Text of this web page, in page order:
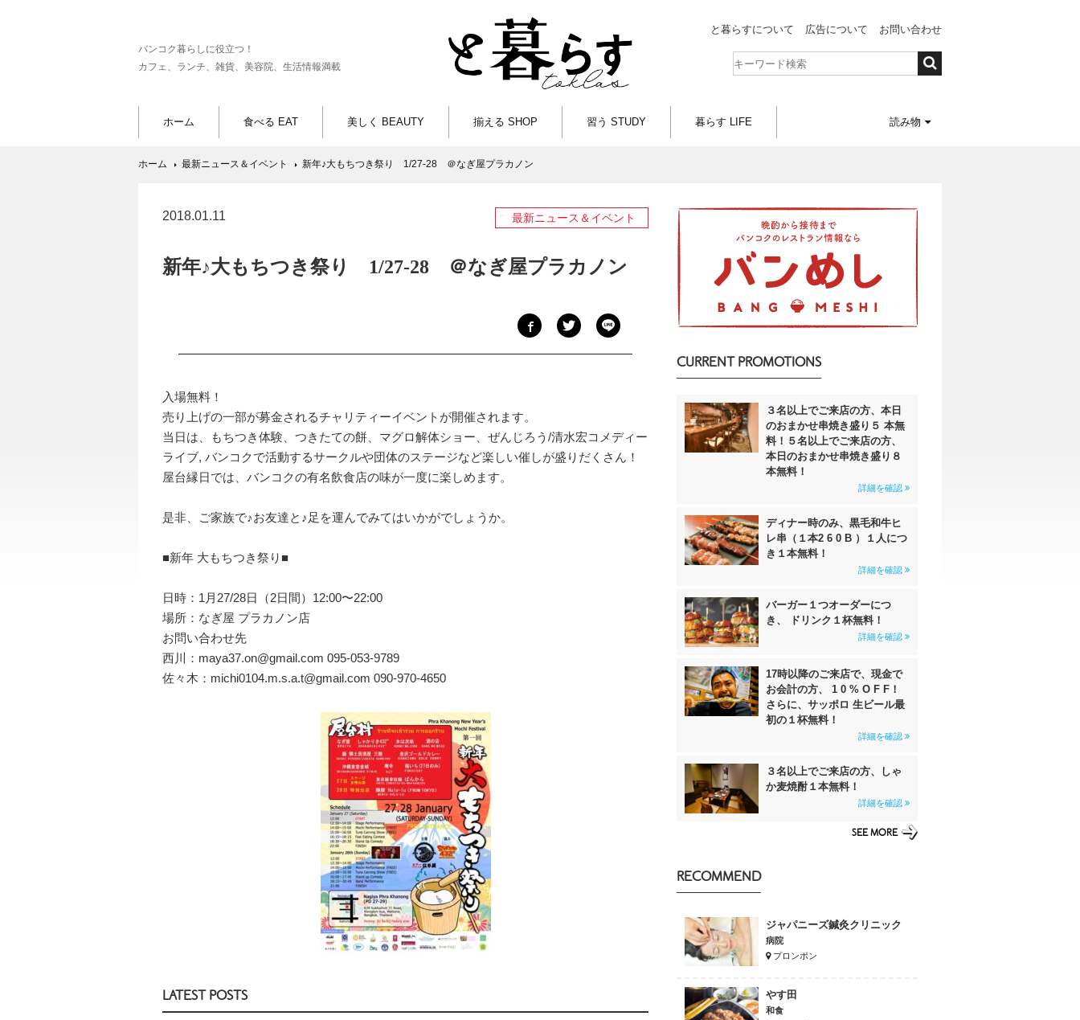
バンコク暮らしに役立つ！
カフェ、ランチ、雑貨、美容院、生活情報満載
と暮らすについて 広告について お問い合わせ
ホーム 食べる EAT 美しく BEAUTY 揃える SHOP 習う STUDY 暮らす LIFE 読み物
ホーム 最新ニュース＆イベント 新年♪大もちつき祭り 1/27-28 ＠なぎ屋プラカノン
2018.01.11 最新ニュース＆イベント
新年♪大もちつき祭り 1/27-28 ＠なぎ屋プラカノン
入場無料！
売り上げの一部が募金されるチャリティーイベントが開催されます。
当日は、もちつき体験、つきたての餅、マグロ解体ショー、ぜんじろう/清水宏コメディー
ライブ, バンコクで活動するサークルや団体のステージなど楽しい催しが盛りだくさん！
屋台縁日では、バンコクの有名飲食店の味が一度に楽しめます。
是非、ご家族で♪お友達と♪足を運んでみてはいかがでしょうか。
■新年 大もちつき祭り■
日時：1月27/28日（2日間）12:00〜22:00
場所：なぎ屋 プラカノン店
お問い合わせ先
西川：maya37.on@gmail.com 095-053-9789
佐々木：michi0104.m.s.a.t@gmail.com 090-970-4650
LATEST POSTS
CURRENT PROMOTIONS
３名以上でご来店の方、本日
のおまかせ串焼き盛り５ 本無
料！５名以上でご来店の方、
本日のおまかせ串焼き盛り８
本無料！
詳細を確認
ディナー時のみ、黒毛和牛ヒ
レ串（１本2 6 0 B ）１人につ
き１本無料！
詳細を確認
バーガー１つオーダーにつ
き、 ドリンク１杯無料！
詳細を確認
17時以降のご来店で、現金で
お会計の方、 1 0 % O F F！
さらに、サッポロ 生ビール最
初の１杯無料！
詳細を確認
３名以上でご来店の方、しゃ
か麦焼酎１本無料！
詳細を確認
SEE MORE
RECOMMEND
ジャパニーズ鍼灸クリニック
病院
プロンポン
やす田
和食